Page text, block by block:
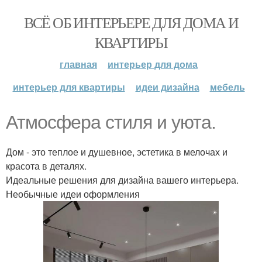
ВСЁ ОБ ИНТЕРЬЕРЕ ДЛЯ ДОМА И
КВАРТИРЫ
главная
интерьер для дома
интерьер для квартиры
идеи дизайна мебель
Атмосфера стиля и уюта.
Дом - это теплое и душевное, эстетика в мелочах и
красота в деталях.
Идеальные решения для дизайна вашего интерьера.
Необычные идеи оформления